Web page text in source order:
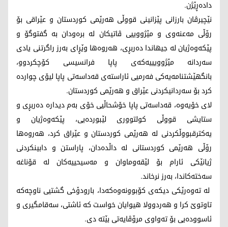
دادەڕێژن.
نێچیرڤان بارزانی پێزانینی قووڵی هەرێمی کوردستان و عێراقی بۆ
رۆڵی مەعنەوی و مێژوویيی ڤاتیکان لە برەودان بە گفتوگۆ و
پێکەوەژیان لە جیهاندا دەربڕی، هه‌روه‌ها وێڕای بەرز راگرتنی یادی
سەردانە مێژوویيیەکەی پاپا فرانسیسی کۆچکردوو،
بانگهێشتنامەیەکی فەرمیی ئاراستەی قەداسەتی پاپا لیۆی چواردە
کرد بۆ سەردانیکردنی عێراق و هەرێمی کوردستان.
لای خۆیەوە، قەداسەتی پاپا خۆشحاڵیی خۆی بەم دیدارە دەربڕی و
ستایشی قووڵی کولتووری لێبوردەیی، پێکەوەژیان و
یەکترقبووڵکردنى لە هەرێمی کوردستان و عێراق كرد، هه‌روه‌ها
رۆڵى هەرێمی کوردستانی لە داڵدەدان، پاراستن و دابینکردنی
ژیانێکی ئارام بۆ لێقەوماوان و مەسیحییەکان لە قۆناغە
سەختەکاندا، به‌رز نرخاند.
لە تەوەرێکی ديكه‌ی کۆبوونەوەکەدا، بارودۆخی گشتیی ناوچەکە
تاوتوێ کرا و هه‌ردوولا هیوایان خواست کە ئاشتی، سەقامگیری و
ئاسوودەیی بۆ تەواوی مرۆڤایەتی بێتە دی.